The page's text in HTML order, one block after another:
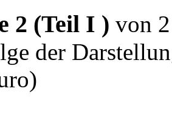
2 (Teil I ) von
der